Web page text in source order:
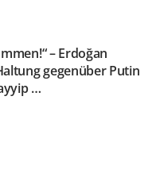
– Erdoğan
gegenüber Putin
…